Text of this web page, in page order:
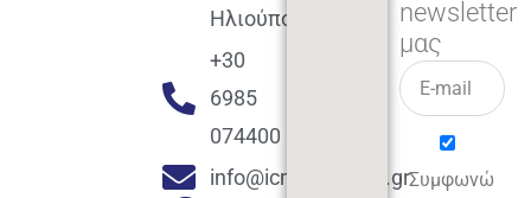
Ηλιούπολη
+30
6985
074400
info@icmacademy.gr
newsletter
μας
Συμφωνώ